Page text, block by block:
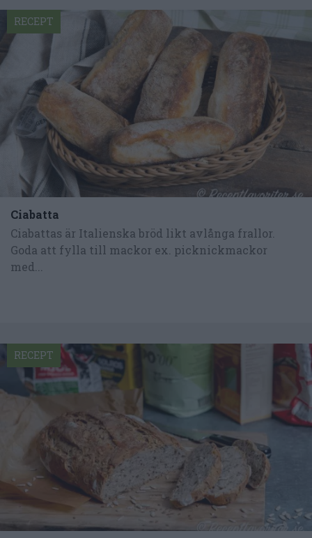
Ciabatta
Ciabattas är Italienska bröd likt avlånga frallor.
Goda att fylla till mackor ex. picknickmackor
med...
RECEPT
RECEPT